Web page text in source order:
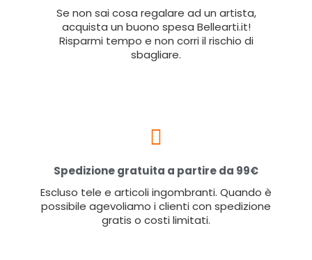
Se non sai cosa regalare ad un artista,
acquista un buono spesa Bellearti.it!
Risparmi tempo e non corri il rischio di
sbagliare.
Spedizione gratuita a partire da 99€
Escluso tele e articoli ingombranti. Quando è
possibile agevoliamo i clienti con spedizione
gratis o costi limitati.